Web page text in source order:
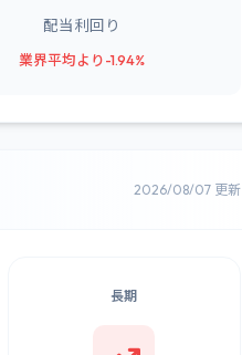
配当利回り
業界平均より-1.94%
2026/08/07 更新
長期